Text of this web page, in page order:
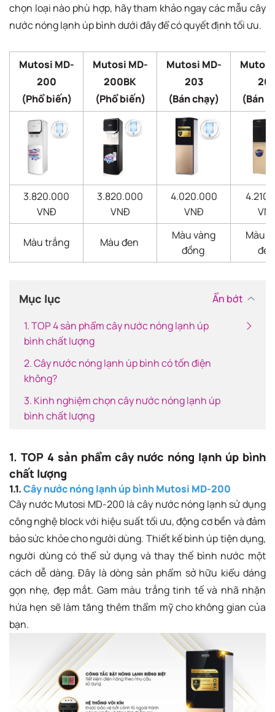
chọn loại nào phù hợp, hãy tham khảo ngay các mẫu cây
nước nóng lạnh úp bình dưới đây để có quyết định tối ưu.
Mutosi MD-
200
(Phổ biến)
Mutosi MD-
200BK
(Phổ biến)
Mutosi MD-
203
(Bán chạy)
Mutosi
(Bán
3.820.000
VNĐ
3.820.000
VNĐ
4.020.000
VNĐ
Màu trắng Màu đen
Màu vàng
đồng
Màu
Mục lục
Ẩn bớt
1. TOP 4 sản phẩm cây nước nóng lạnh úp
bình chất lượng
2. Cây nước nóng lạnh úp bình có tốn điện
không?
3. Kinh nghiệm chọn cây nước nóng lạnh úp
bình chất lượng
1. TOP 4 sản phẩm cây nước nóng lạnh úp bình
chất lượng
1.1.Cây nước nóng lạnh úp bình Mutosi MD-200
Cây nước Mutosi MD-200 là cây nước nóng lạnh sử dụng
công nghệ block với hiệu suất tối ưu, động cơ bền và đảm
bảo sức khỏe cho người dùng. Thiết kế bình úp tiện dụng,
người dùng có thể sử dụng và thay thế bình nước một
cách dễ dàng. Đây là dòng sản phẩm sở hữu kiểu dáng
gọn nhẹ, đẹp mắt. Gam màu trắng tinh tế và nhã nhặn
hứa hẹn sẽ làm tăng thêm thẩm mỹ cho không gian của
bạn.